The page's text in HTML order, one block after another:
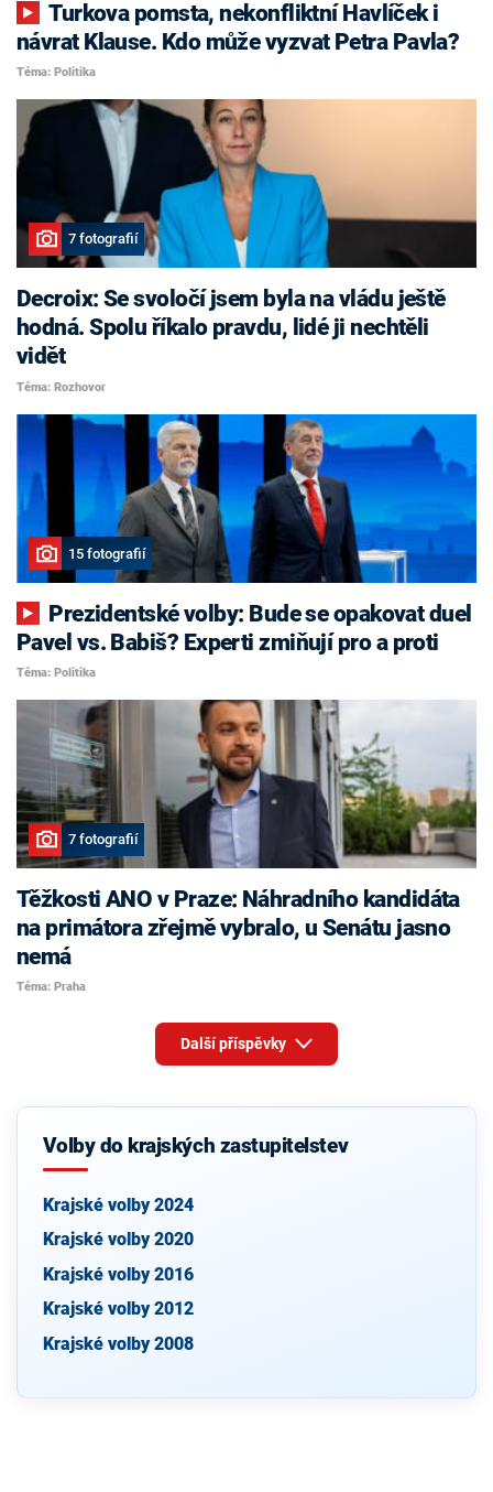
Turkova pomsta, nekonfliktní Havlíček i
návrat Klause. Kdo může vyzvat Petra Pavla?
Téma: Politika
7 fotografií
Decroix: Se svoločí jsem byla na vládu ještě
hodná. Spolu říkalo pravdu, lidé ji nechtěli
vidět
Téma: Rozhovor
15 fotografií
Pavel vs. Babiš? Experti zmiňují pro a proti
Téma: Politika
7 fotografií
Těžkosti ANO v Praze: Náhradního kandidáta
na primátora zřejmě vybralo, u Senátu jasno
nemá
Téma: Praha
Další příspěvky
Volby do krajských zastupitelstev
Krajské volby 2024
Krajské volby 2020
Krajské volby 2016
Krajské volby 2012
Krajské volby 2008